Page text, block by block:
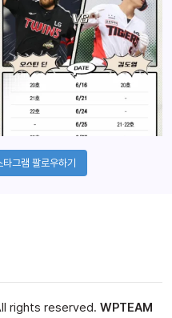
타그램 팔로우하기
rights reserved. WPTEAM